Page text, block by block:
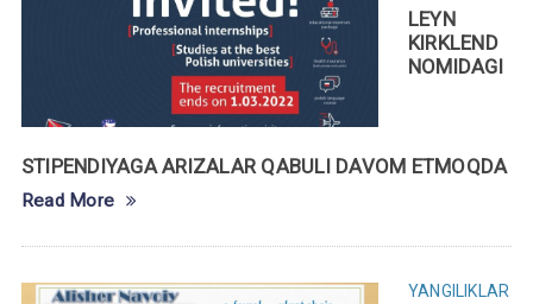
LEYN
KIRKLEND
NOMIDAGI
STIPENDIYAGA ARIZALAR QABULI DAVOM ETMOQDA
Read More
YANGILIKLAR